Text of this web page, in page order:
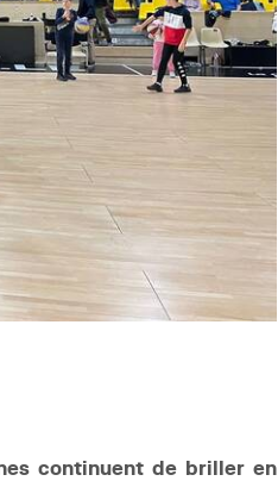
continuent de briller en